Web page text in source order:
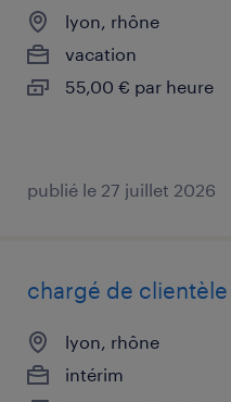
lyon, rhône
vacation
55,00 € par heure
publié le 27 juillet 2026
chargé de
lyon, rhône
intérim